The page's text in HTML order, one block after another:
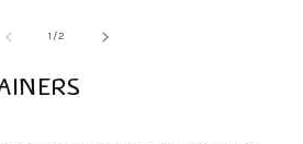
1/van
2